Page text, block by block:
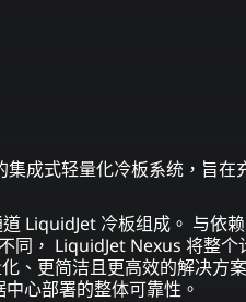
集成式轻量化冷板系统，旨在
LiquidJet 冷板组成。 与依
同， LiquidJet Nexus 将整个
、更简洁且更高效的解决方
心部署的整体可靠性。